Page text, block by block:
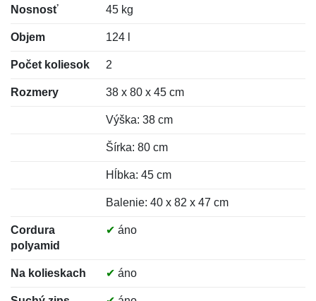
Nosnosť 45 kg
Objem 124 l
Počet koliesok 2
Rozmery 38 x 80 x 45 cm
Výška: 38 cm
Šírka: 80 cm
Hĺbka: 45 cm
Balenie: 40 x 82 x 47 cm
Cordura
polyamid
✔ áno
Na kolieskach ✔ áno